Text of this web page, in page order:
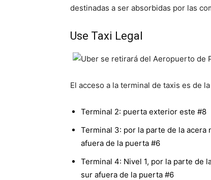
destinadas a ser absorbidas por las
Use Taxi Legal
El acceso a la terminal de taxis es de
Terminal 2: puerta exterior este #8
Terminal 3: por la parte de la
afuera de la puerta #6
Terminal 4: Nivel 1, por la parte de
sur afuera de la puerta #6